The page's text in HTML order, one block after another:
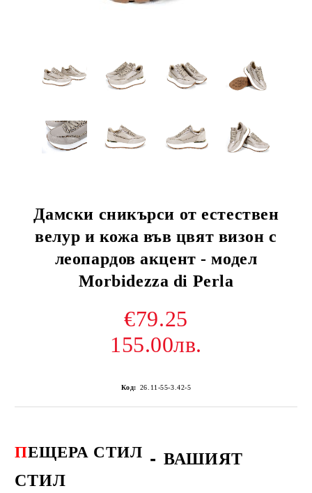
Дамски сникърси от естествен
велур и кожа във цвят визон с
леопардов акцент - модел
Morbidezza di Perla
€79.25
155.00лв.
Код: 26.11-55-3.42-5
ПЕЩЕРА СТИЛ - ВАШИЯТ
СТИЛ